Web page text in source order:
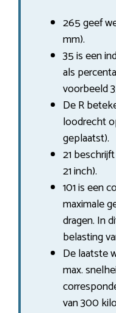
265 geef
mm).
35 is een
als
voorbeeld
De R
loodrecht
geplaatst).
21
21 inch).
101 is een
maximale
dragen. In
belasting
De laatste
max.
van 300